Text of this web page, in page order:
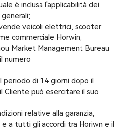
è inclusa l'applicabilità dei
veicoli elettrici, scooter
commerciale Horwin,
Market Management Bureau
numero
periodo di 14 giorni dopo il
Cliente può esercitare il suo
relative alla garanzia,
a tutti gli accordi tra Horiwn e il